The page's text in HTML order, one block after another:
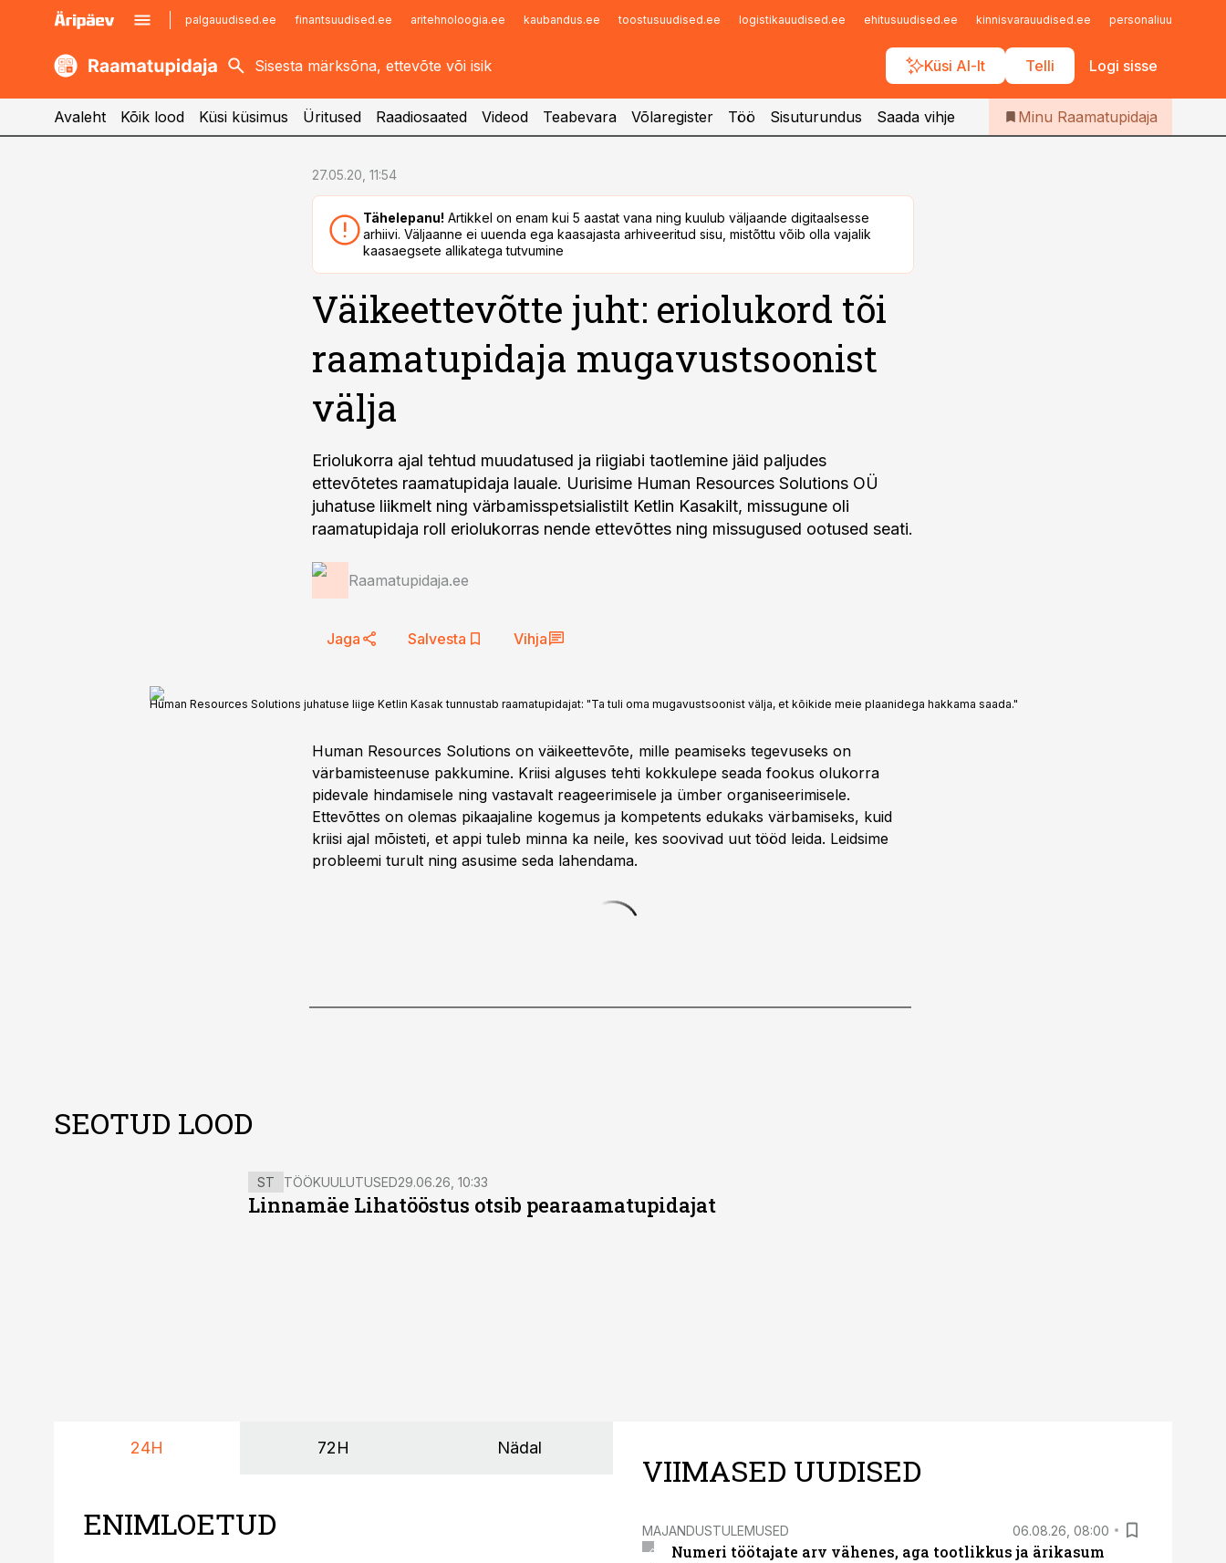
palgauudised.ee finantsuudised.ee aritehnoloogia.ee kaubandus.ee toostusuudised.ee logistikauudised.ee ehitusuudised.ee kinnisvarauudised.ee personaliuudised.ee
Küsi AI-lt Telli Logi sisse
kaubandus.ee
kinnisvarauudised.ee
imelineajalugu.ee
Infopank
Iseteenindus
Telli Raamatupidaja
Avaleht Kõik lood Küsi küsimus Üritused Raadiosaated Videod Teabevara Võlaregister Töö Sisuturundus Saada vihje Minu Raamatupidaja
27.05.20, 11:54
Tähelepanu! Artikkel on enam kui 5 aastat vana ning kuulub väljaande digitaalsesse
arhiivi. Väljaanne ei uuenda ega kaasajasta arhiveeritud sisu, mistõttu võib olla vajalik
kaasaegsete allikatega tutvumine
Väikeettevõtte juht: eriolukord tõi
raamatupidaja mugavustsoonist
välja
Eriolukorra ajal tehtud muudatused ja riigiabi taotlemine jäid paljudes
ettevõtetes raamatupidaja lauale. Uurisime Human Resources Solutions OÜ
juhatuse liikmelt ning värbamisspetsialistilt Ketlin Kasakilt, missugune oli
raamatupidaja roll eriolukorras nende ettevõttes ning missugused ootused seati.
Raamatupidaja.ee
Jaga Salvesta Vihja
Human Resources Solutions juhatuse liige Ketlin Kasak tunnustab raamatupidajat: "Ta tuli oma mugavustsoonist välja, et kõikide meie plaanidega hakkama saada."
Human Resources Solutions on väikeettevõte, mille peamiseks tegevuseks on
värbamisteenuse pakkumine. Kriisi alguses tehti kokkulepe seada fookus olukorra
pidevale hindamisele ning vastavalt reageerimisele ja ümber organiseerimisele.
Ettevõttes on olemas pikaajaline kogemus ja kompetents edukaks värbamiseks, kuid
kriisi ajal mõisteti, et appi tuleb minna ka neile, kes soovivad uut tööd leida. Leidsime
probleemi turult ning asusime seda lahendama.
SEOTUD LOOD
ST TÖÖKUULUTUSED29.06.26, 10:33
Linnamäe Lihatööstus otsib pearaamatupidajat
24H 72H Nädal
ENIMLOETUD
VIIMASED UUDISED
MAJANDUSTULEMUSED 06.08.26, 08:00
Numeri töötajate arv vähenes, aga tootlikkus ja ärikasum